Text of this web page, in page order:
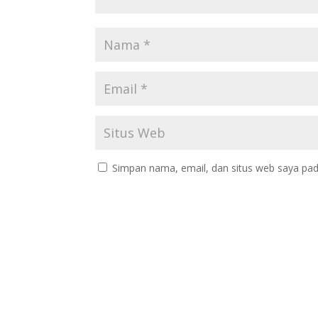
Simpan nama, email, dan situs web saya